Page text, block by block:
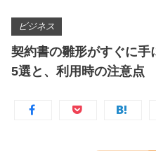
ビジネス
契約書の雛形がすぐに手
5選と、利用時の注意点